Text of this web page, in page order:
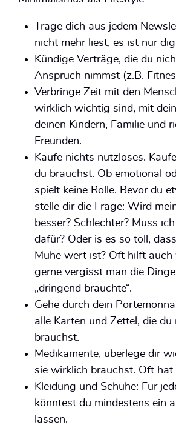
Trage dich aus jedem
nicht mehr liest, es ist nur
Kündige Verträge, die du
Anspruch nimmst (z.B.
Verbringe Zeit mit den
wirklich wichtig sind, mit
deinen Kindern, Familie und
Freunden.
Kaufe nichts nutzloses.
du brauchst. Ob emotional
spielt keine Rolle. Bevor du
stelle dir die Frage: Wird
besser? Schlechter? Muss
dafür? Oder is es so toll,
Mühe wert ist? Oft hilft auch
gerne vergisst man die
„dringend brauchte“.
Gehe durch dein
alle Karten und Zettel, die du
brauchst.
Medikamente, überlege dir
sie wirklich brauchst. Oft hat
Kleidung und Schuhe: Für
könntest du mindestens ein
lassen.